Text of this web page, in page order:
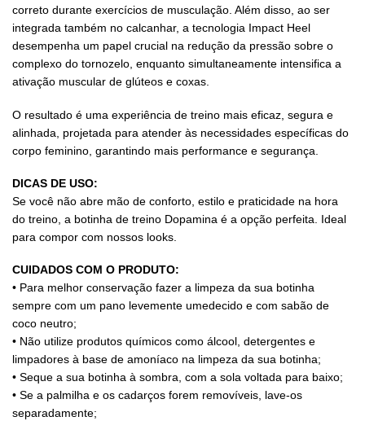
correto durante exercícios de musculação. Além disso, ao ser
integrada também no calcanhar, a tecnologia Impact Heel
desempenha um papel crucial na redução da pressão sobre o
complexo do tornozelo, enquanto simultaneamente intensifica a
ativação muscular de glúteos e coxas.
O resultado é uma experiência de treino mais eficaz, segura e
alinhada, projetada para atender às necessidades específicas do
corpo feminino, garantindo mais performance e segurança.
DICAS DE USO:
Se você não abre mão de conforto, estilo e praticidade na hora
do treino, a botinha de treino Dopamina é a opção perfeita. Ideal
para compor com nossos looks.
CUIDADOS COM O PRODUTO:
• Para melhor conservação fazer a limpeza da sua botinha
sempre com um pano levemente umedecido e com sabão de
coco neutro;
• Não utilize produtos químicos como álcool, detergentes e
limpadores à base de amoníaco na limpeza da sua botinha;
• Seque a sua botinha à sombra, com a sola voltada para baixo;
• Se a palmilha e os cadarços forem removíveis, lave-os
separadamente;